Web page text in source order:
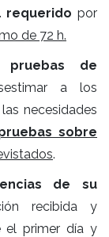
requerido por
de 72 h.
de
a los
necesidades
sobre
.
de su
recibida y
el primer día y